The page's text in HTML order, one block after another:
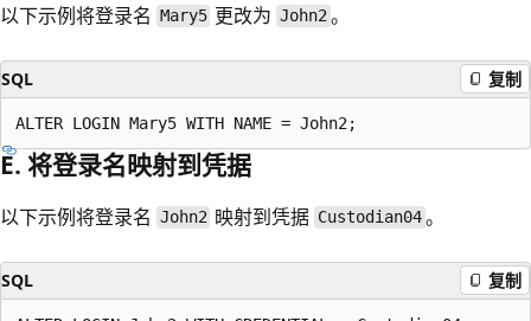
以下示例将登录名 Mary5 更改为John2。
SQL 复制
E. 将登录名映射到凭据
以下示例将登录名 John2 映射到凭据 Custodian04。
SQL 复制